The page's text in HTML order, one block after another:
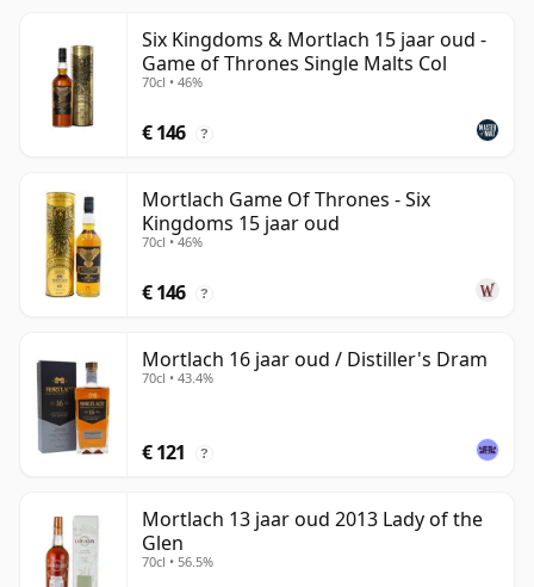
Six Kingdoms & Mortlach 15 jaar oud -
Game of Thrones Single Malts Col
70cl • 46%
€ 146 ?
Mortlach Game Of Thrones - Six
Kingdoms 15 jaar oud
70cl • 46%
€ 146 ?
Mortlach 16 jaar oud / Distiller's Dram
70cl • 43.4%
€ 121 ?
Mortlach 13 jaar oud 2013 Lady of the
Glen
70cl • 56.5%